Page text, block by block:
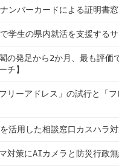
ンバーカードによる証明書
学生の県内就活を支援する
の発足から2か月、最も評価
チ】
フリーアドレス」の試行と「
活用した相談窓口カスハラ
マ対策にAIカメラと防災行政